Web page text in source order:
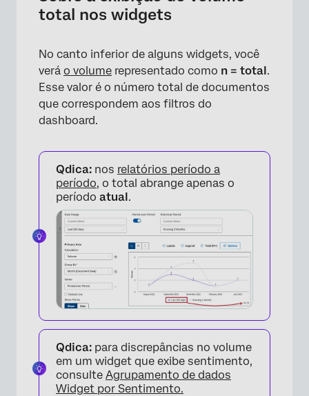
Exibição do volume total em widgets
total nos widgets
No canto inferior de alguns widgets, você
verá o volume representado como n = total.
Esse valor é o número total de documentos
que correspondem aos filtros do
dashboard.
Qdica: nos relatórios período a
período, o total abrange apenas o
período atual.
Qdica: para discrepâncias no volume
em um widget que exibe sentimento,
consulte Agrupamento de dados
Widget por Sentimento.